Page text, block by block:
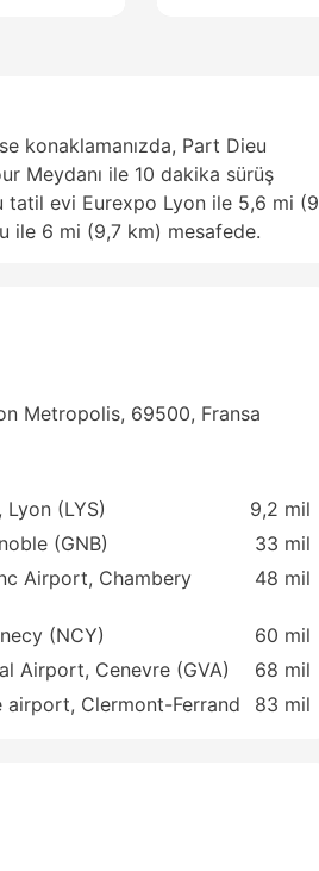
konaklamanızda, Part Dieu
Meydanı ile 10 dakika sürüş
tatil evi Eurexpo Lyon ile 5,6 mi (9
ile 6 mi (9,7 km) mesafede.
Metropolis, 69500, Fransa
(LYS)
9,2 mil
(GNB)
33 mil
Airport, Chambery
48 mil
(NCY)
60 mil
Airport, Cenevre (GVA)
68 mil
airport, Clermont-Ferrand
83 mil